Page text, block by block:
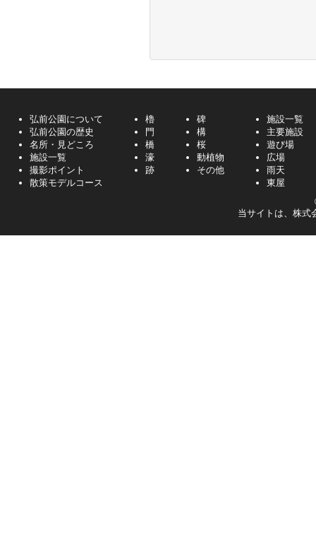
弘前公園について
弘前公園の歴史
名所・見どころ
施設一覧
撮影ポイント
散策モデルコース
櫓
門
橋
濠
跡
碑
構
桜
動植物
その他
施設一覧
主要施設
遊び場
広場
雨天
東屋
当サイトは、株式